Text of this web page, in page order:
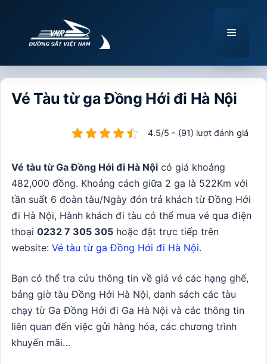
Menu
Vé Tàu từ ga Đồng Hới đi Hà Nội
4.5/5 - (91) lượt đánh giá
Vé tàu từ Ga Đồng Hới đi Hà Nội có giá khoảng
482,000 đồng. Khoảng cách giữa 2 ga là 522Km với
tần suất 6 đoàn tàu/Ngày đón trả khách từ Đồng Hới
đi Hà Nội, Hành khách đi tàu có thể mua vé qua điện
thoại 0232 7 305 305 hoặc đặt trực tiếp trên
website: Vé tàu từ ga Đồng Hới đi Hà Nội.
Bạn có thể tra cứu thông tin về giá vé các hạng ghế,
bảng giờ tàu Đồng Hới Hà Nội, danh sách các tàu
chạy từ Ga Đồng Hới đi Ga Hà Nội và các thông tin
liên quan đến việc gửi hàng hóa, các chương trình
khuyến mãi…